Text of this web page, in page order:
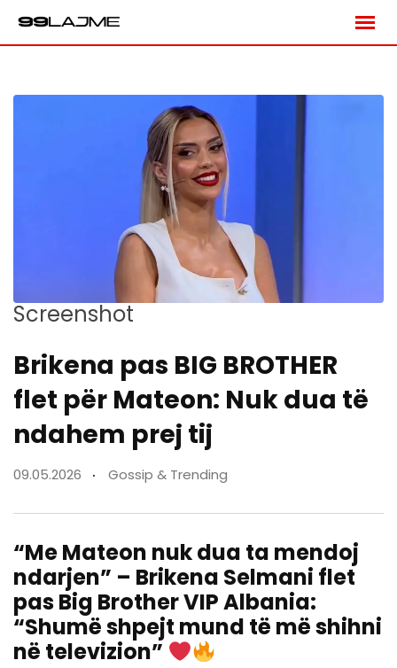
Skip
to
content
Screenshot
Brikena pas BIG BROTHER
flet për Mateon: Nuk dua të
ndahem prej tij
09.05.2026 Gossip & Trending
“Me Mateon nuk dua ta mendoj
ndarjen” – Brikena Selmani flet
pas Big Brother VIP Albania:
“Shumë shpejt mund të më shihni
në televizion”